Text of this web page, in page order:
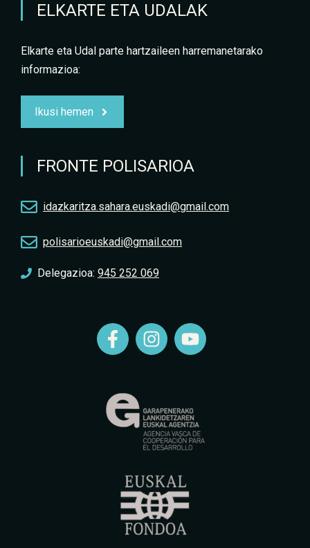
ELKARTE ETA UDALAK
Elkarte eta Udal parte hartzaileen harremanetarako
informazioa:
Ikusi hemen
FRONTE POLISARIOA
idazkaritza.sahara.euskadi@gmail.com
polisarioeuskadi@gmail.com
Delegazioa: 945 252 069